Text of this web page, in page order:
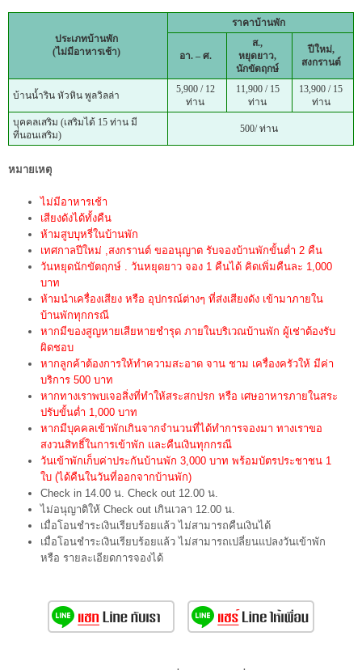
ประเภทบ้านพัก
(ไม่มีอาหารเช้า)
ราคาบ้านพัก
อา. – ศ.
ส.,
หยุดยาว,
นักขัตฤกษ์
ปีใหม่,
สงกรานต์
บ้านน้ำริน หัวหิน พูลวิลล่า
5,900 / 12
ท่าน
11,900 / 15
ท่าน
13,900 / 15
ท่าน
บุคคลเสริม (เสริมได้ 15 ท่าน มี
ที่นอนเสริม)
500/ ท่าน
หมายเหตุ
ไม่มีอาหารเช้า
เสียงดังได้ทั้งคืน
ห้ามสูบบุหรี่ในบ้านพัก
เทศกาลปีใหม่ ,สงกรานต์ ขออนุญาต รับจองบ้านพักขั้นต่ำ 2 คืน
วันหยุดนักขัตฤกษ์ . วันหยุดยาว จอง 1 คืนได้ คิดเพิ่มคืนละ 1,000
บาท
ห้ามนำเครื่องเสียง หรือ อุปกรณ์ต่างๆ ที่ส่งเสียงดัง เข้ามาภายใน
บ้านพักทุกกรณี
หากมีของสูญหายเสียหายชำรุด ภายในบริเวณบ้านพัก ผู้เช่าต้องรับ
ผิดชอบ
หากลูกค้าต้องการให้ทำความสะอาด จาน ชาม เครื่องครัวให้ มีค่า
บริการ 500 บาท
หากทางเราพบเจอสิ่งที่ทำให้สระสกปรก หรือ เศษอาหารภายในสระ
ปรับขั้นต่ำ 1,000 บาท
หากมีบุคคลเข้าพักเกินจากจำนวนที่ได้ทำการจองมา ทางเราขอ
สงวนสิทธิ์ในการเข้าพัก และคืนเงินทุกกรณี
วันเข้าพักเก็บค่าประกันบ้านพัก 3,000 บาท พร้อมบัตรประชาชน 1
ใบ (ได้คืนในวันที่ออกจากบ้านพัก)
Check in 14.00 น. Check out 12.00 น.
ไม่อนุญาติให้ Check out เกินเวลา 12.00 น.
เมื่อโอนชำระเงินเรียบร้อยแล้ว ไม่สามารถคืนเงินได้
เมื่อโอนชำระเงินเรียบร้อยแล้ว ไม่สามารถเปลี่ยนแปลงวันเข้าพัก
หรือ รายละเอียดการจองได้